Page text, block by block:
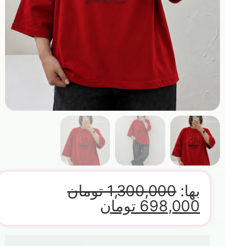
بها: 1,300,000 تومان
698,000 تومان